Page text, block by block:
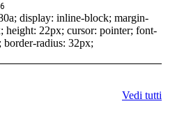
display: inline-block; margin-
height: 22px; cursor: pointer; font-
radius: 32px;
Vedi tutti